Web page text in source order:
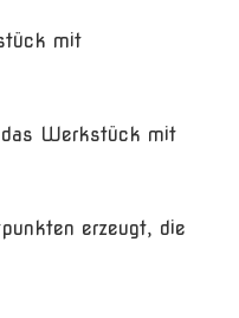
mit
das Werkstück mit
erzeugt, die